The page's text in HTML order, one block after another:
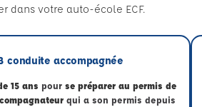
dans votre auto-école ECF.
conduite accompagnée
15 ans pour se préparer au permis de
qui a son permis depuis